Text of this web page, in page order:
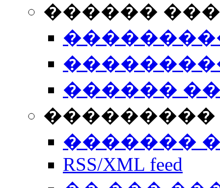
������
������
���������
�������
RSS/XML feed